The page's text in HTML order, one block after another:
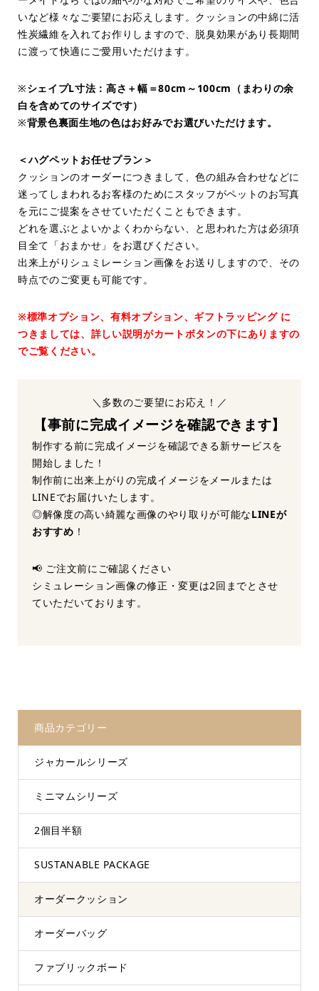
いなど様々なご要望にお応えします。クッションの中綿に活
性炭繊維を入れてお作りしますので、脱臭効果があり長期間
に渡って快適にご愛用いただけます。
※シェイプL寸法：高さ＋幅＝80cm～100cm（まわりの余
白を含めてのサイズです）
※背景色裏面生地の色はお好みでお選びいただけます。
＜ハグペットお任せプラン＞
クッションのオーダーにつきまして、色の組み合わせなどに
迷ってしまわれるお客様のためにスタッフがペットのお写真
を元にご提案をさせていただくこともできます。
どれを選ぶとよいかよくわからない、と思われた方は必須項
目全て「おまかせ」をお選びください。
出来上がりシュミレーション画像をお送りしますので、その
時点でのご変更も可能です。
※標準オプション、有料オプション、ギフトラッピング に
つきましては、詳しい説明がカートボタンの下にありますの
でご覧ください。
＼多数のご要望にお応え！／
【事前に完成イメージを確認できます】
制作する前に完成イメージを確認できる新サービスを
開始しました！
制作前に出来上がりの完成イメージをメールまたは
LINEでお届けいたします。
◎解像度の高い綺麗な画像のやり取りが可能なLINEが
おすすめ ！
📢 ご注文前にご確認ください
シミュレーション画像の修正・変更は2回までとさせ
ていただいております。
商品カテゴリー
ジャカールシリーズ
ミニマムシリーズ
2個目半額
SUSTANABLE PACKAGE
オーダークッション
オーダーバッグ
ファブリックボード